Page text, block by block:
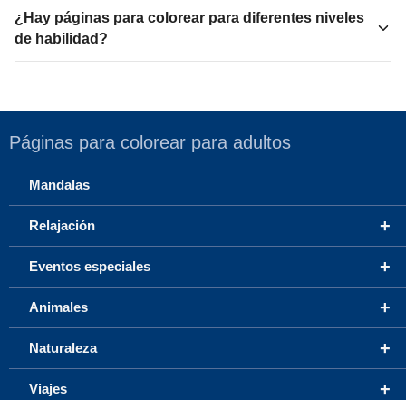
¿Hay páginas para colorear para diferentes niveles
de habilidad?
Páginas para colorear para adultos
Mandalas
+
Relajación
+
Eventos especiales
+
Animales
+
Naturaleza
+
Viajes